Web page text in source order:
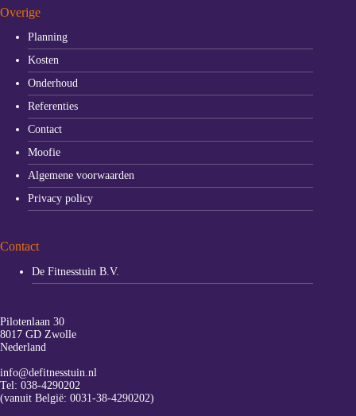
Overige
Planning
Kosten
Onderhoud
Referenties
Contact
Moofie
Algemene voorwaarden
Privacy policy
Contact
De Fitnesstuin B.V.
Pilotenlaan 30
8017 GD Zwolle
Nederland
info@defitnesstuin.nl
Tel: 038-4290202
(vanuit België: 0031-38-4290202)